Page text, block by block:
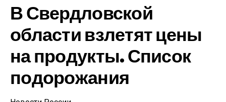
В Свердловской
области взлетят цены
на продукты. Список
подорожания